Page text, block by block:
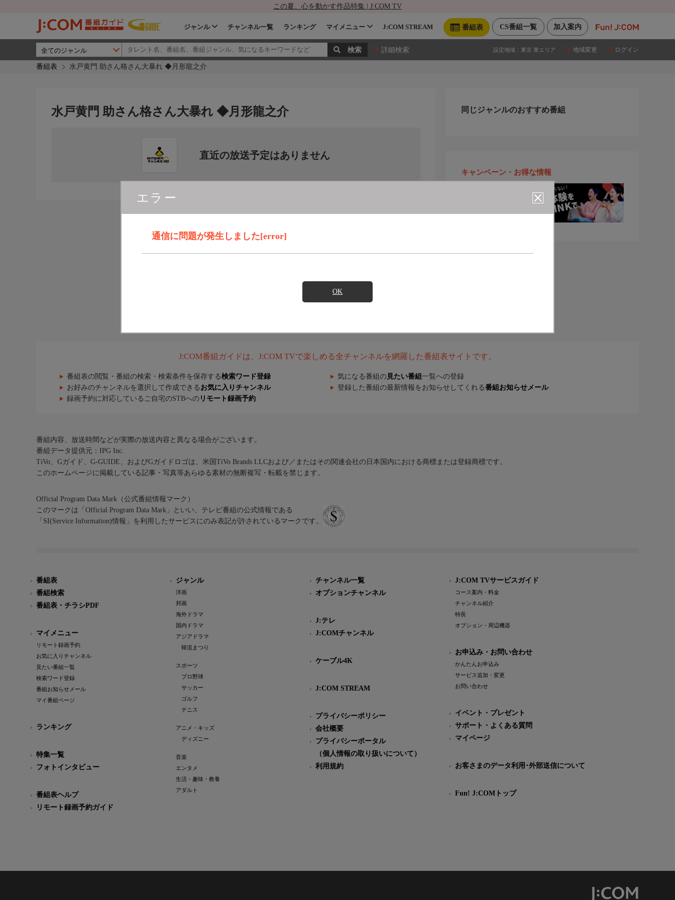
この夏、心を動かす作品特集 | J:COM TV
加入案内
CS番組一覧
番組表
ジャンル チャンネル一覧 ランキング マイメニュー J:COM STREAM
詳細検索 設定地域： 東京 東エリア 地域変更 ログイン
番組表 水戸黄門 助さん格さん大暴れ ◆月形龍之介
エラー
通信に問題が発生しました[error]
OK
水戸黄門 助さん格さん大暴れ ◆月形龍之介
直近の放送予定はありません
同じジャンルのおすすめ番組
キャンペーン・お得な情報
J:COM番組ガイドは、J:COM TVで楽しめる全チャンネルを網羅した番組表サイトです。
番組表の閲覧・番組の検索・検索条件を保存する検索ワード登録 気になる番組の 見たい番組 一覧への登録
お好みのチャンネルを選択して作成できる お気に入りチャンネル 登録した番組の最新情報をお知らせしてくれる番組お知らせメール
録画予約に対応しているご自宅のSTBへの リモート録画予約
番組内容、放送時間などが実際の放送内容と異なる場合がございます。
番組データ提供元：IPG Inc.
TiVo、Gガイド、G-GUIDE、およびGガイドロゴは、米国TiVo Brands LLCおよび／またはその関連会社の日本国内における商標または登録商標です。
このホームページに掲載している記事・写真等あらゆる素材の無断複写・転載を禁じます。
Official Program Data Mark（公式番組情報マーク）
このマークは「Official Program Data Mark」といい、テレビ番組の公式情報である
「SI(Service Information)情報」を利用したサービスにのみ表記が許されているマークです。
番組表
番組検索
番組表・チラシPDF
マイメニュー
リモート録画予約
お気に入りチャンネル
見たい番組一覧
検索ワード登録
番組お知らせメール
マイ番組ページ
ランキング
特集一覧
フォトインタビュー
番組表ヘルプ
リモート録画予約ガイド
ジャンル
洋画
邦画
海外ドラマ
国内ドラマ
アジアドラマ
韓流まつり
スポーツ
プロ野球
サッカー
ゴルフ
テニス
アニメ・キッズ
ディズニー
音楽
エンタメ
生活・趣味・教養
アダルト
チャンネル一覧
オプションチャンネル
J:テレ
J:COMチャンネル
ケーブル4K
J:COM STREAM
プライバシーポリシー
会社概要
プライバシーポータル
（個人情報の取り扱いについて）
利用規約
J:COM TVサービスガイド
コース案内・料金
チャンネル紹介
特長
オプション・周辺機器
お申込み・お問い合わせ
かんたんお申込み
サービス追加・変更
お問い合わせ
イベント・プレゼント
サポート・よくある質問
マイページ
お客さまのデータ利用･外部送信について
Fun! J:COMトップ